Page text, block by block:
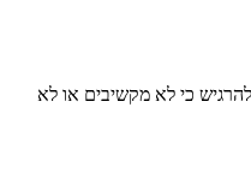
כי לא מקשיבים או לא